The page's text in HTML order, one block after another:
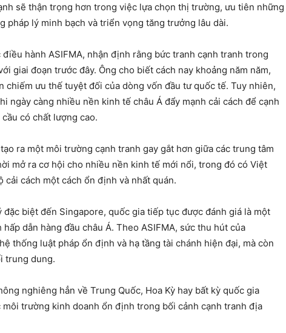
sẽ thận trọng hơn trong việc lựa chọn thị trường, ưu tiên những
pháp lý minh bạch và triển vọng tăng trưởng lâu dài.
hành ASIFMA, nhận định rằng bức tranh cạnh tranh trong
giai đoạn trước đây. Ông cho biết cách nay khoảng năm năm,
chiếm ưu thế tuyệt đối của dòng vốn đầu tư quốc tế. Tuy nhiên,
ngày càng nhiều nền kinh tế châu Á đẩy mạnh cải cách để cạnh
có chất lượng cao.
ra một môi trường cạnh tranh gay gắt hơn giữa các trung tâm
mở ra cơ hội cho nhiều nền kinh tế mới nổi, trong đó có Việt
cách một cách ổn định và nhất quán.
đặc biệt đến Singapore, quốc gia tiếp tục được đánh giá là một
dẫn hàng đầu châu Á. Theo ASIFMA, sức thu hút của
thống luật pháp ổn định và hạ tầng tài chánh hiện đại, mà còn
trung dung.
nghiêng hẳn về Trung Quốc, Hoa Kỳ hay bất kỳ quốc gia
môi trường kinh doanh ổn định trong bối cảnh cạnh tranh địa